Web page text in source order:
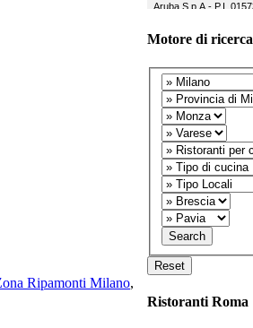
Ripamonti Milano,
Motore di ricerca
Ristoranti Roma